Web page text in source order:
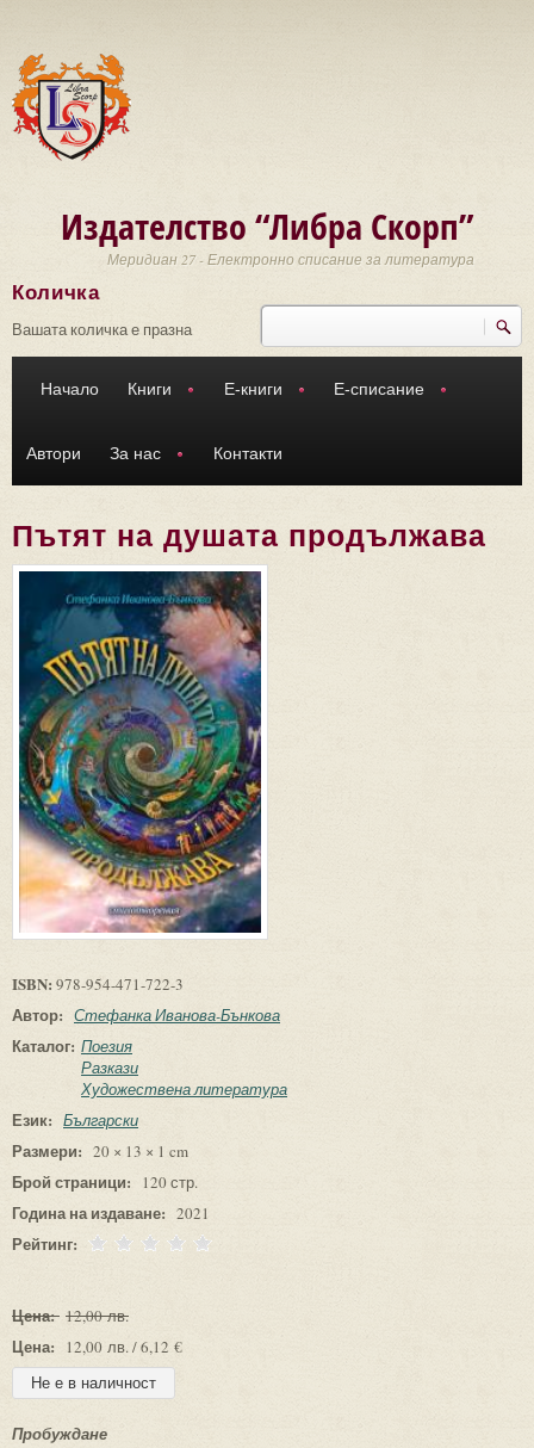
Издателство “Либра Скорп”
Меридиан 27 - Електронно списание за литература
Търси
Количка
Вашата количка е празна
Начало Книги Е-книги Е-списание
Автори За нас Контакти
Пътят на душата продължава
ISBN: 978-954-471-722-3
Автор: Стефанка Иванова-Бънкова
Каталог: Поезия
Разкази
Художествена литература
Език: Български
Размери: 20 × 13 × 1 cm
Брой страници: 120 стр.
Година на издаване: 2021
Рейтинг:
Цена: 12,00 лв.
Цена: 12,00 лв. / 6,12 €
Пробуждане